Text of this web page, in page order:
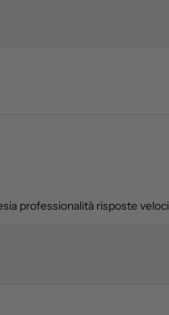
professionalità risposte